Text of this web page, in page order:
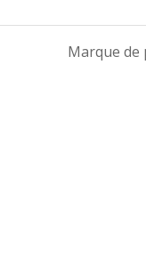
Marque de